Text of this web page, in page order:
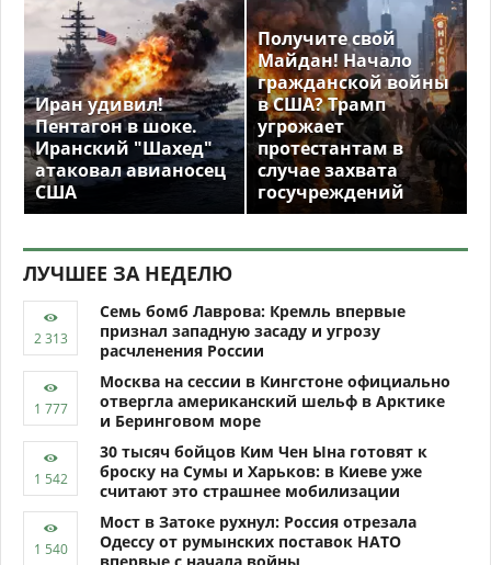
Иран удивил!
Пентагон в шоке.
Иранский "Шахед"
атаковал авианосец
США
Получите свой
Майдан! Начало
гражданской войны
в США? Трамп
угрожает
протестантам в
случае захвата
госучреждений
ЛУЧШЕЕ ЗА НЕДЕЛЮ
Семь бомб Лаврова: Кремль впервые
признал западную засаду и угрозу
расчленения России
Москва на сессии в Кингстоне официально
отвергла американский шельф в Арктике
и Беринговом море
30 тысяч бойцов Ким Чен Ына готовят к
броску на Сумы и Харьков: в Киеве уже
считают это страшнее мобилизации
Мост в Затоке рухнул: Россия отрезала
Одессу от румынских поставок НАТО